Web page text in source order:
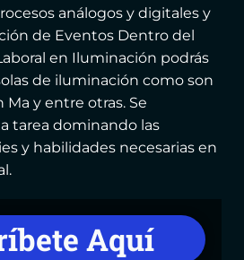
análogos y digitales y
de Eventos Dentro del
en Iluminación podrás
de iluminación como son
Ma y entre otras. Se
tarea dominando las
y habilidades necesarias en
Aquí